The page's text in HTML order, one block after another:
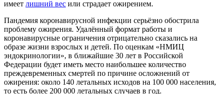
имеет лишний вес или страдает ожирением.
Пандемия коронавирусной инфекции серьёзно обострила
проблему ожирения. Удалённый формат работы и
коронавирусные ограничения отрицательно сказались на
образе жизни взрослых и детей. По оценкам «НМИЦ
эндокринологии», в ближайшие 30 лет в Российской
Федерации будет иметь место наибольшее количество
преждевременных смертей по причине осложнений от
ожирения: около 140 летальных исходов на 100 000 населения,
то есть более 200 000 летальных случаев в год.